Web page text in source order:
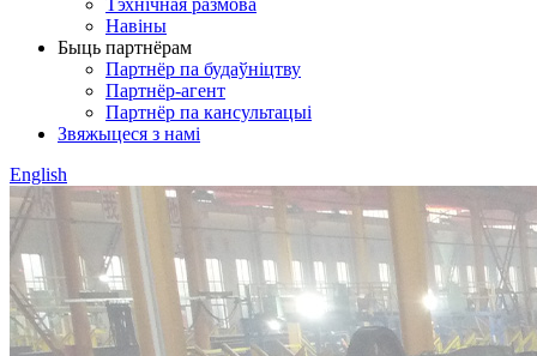
Тэхнічная размова
Навіны
Быць партнёрам
Партнёр па будаўніцтву
Партнёр-агент
Партнёр па кансультацыі
Звяжыцеся з намі
English